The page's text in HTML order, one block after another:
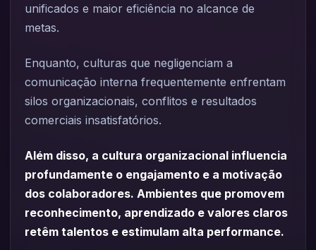
unificados e maior eficiência no alcance de
metas.
Enquanto, culturas que negligenciam a
comunicação interna frequentemente enfrentam
silos organizacionais, conflitos e resultados
comerciais insatisfatórios.
Além disso, a cultura organizacional influencia
profundamente o engajamento e a motivação
dos colaboradores. Ambientes que promovem
reconhecimento, aprendizado e valores claros
retêm talentos e estimulam alta performance.